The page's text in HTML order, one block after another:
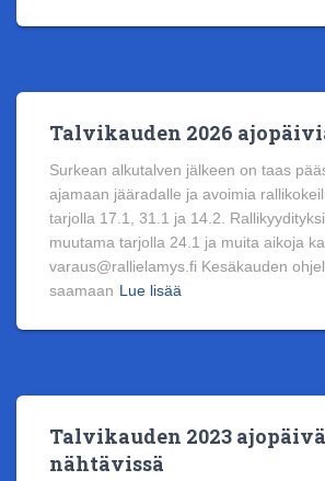
Talvikauden 2026
Surkean alkutalven jälkeen on taas
ajamaan jääradalle ja avoimia
tarjolla 17.1, 31.1 ja 14.2.
muutama tarjolla 24.1 ja muita aikoja
varaus@rallielamys.fi Kesäkauden
saamaan Lue lisää
Talvikauden 2023
nähtävissä